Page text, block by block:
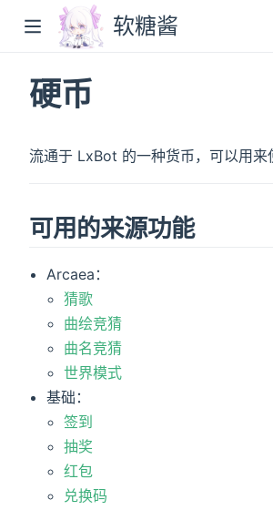
软糖酱
硬币
流通于 LxBot 的一种货币，可以用来
可用的来源功能
Arcaea：
猜歌
曲绘竞猜
曲名竞猜
世界模式
基础：
签到
抽奖
红包
兑换码